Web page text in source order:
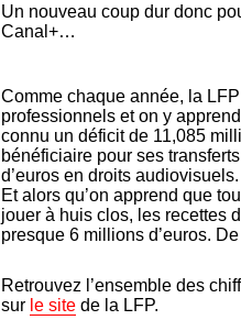
Un nouveau coup dur donc
Canal+…
Comme chaque année, la
professionnels et on y
connu un déficit de 11,085
bénéficiaire pour ses
d’euros en droits audiovisuels.
Et alors qu’on apprend que
jouer à huis clos, les recettes
presque 6 millions d’euros.
Retrouvez l’ensemble des
sur le site de la LFP.